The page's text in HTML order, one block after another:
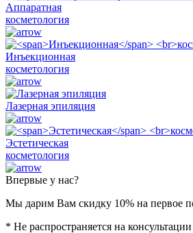
Аппаратная
косметология
Инъекционная
косметология
Лазерная эпиляция
Эстетическая
косметология
Впервые у нас?
Мы дарим Вам скидку 10% на первое
* Не распространяется на